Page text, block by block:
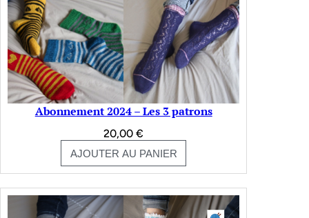
Abonnement 2024 – Les 3 patrons
20,00€
AJOUTER AU PANIER